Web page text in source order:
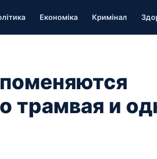
Економіка Кримінал
трамвая и